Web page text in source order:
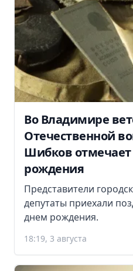
Во Владимире
Отечественной
Шибков отмечает
рождения
Представители
депутаты приехали
днем рождения.
18:19, 3 августа